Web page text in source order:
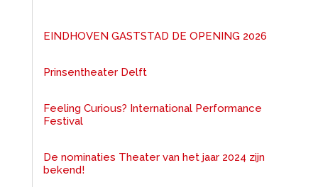
EINDHOVEN GASTSTAD DE OPENING 2026
Prinsentheater Delft
Feeling Curious? International Performance
Festival
De nominaties Theater van het jaar 2024 zijn
bekend!